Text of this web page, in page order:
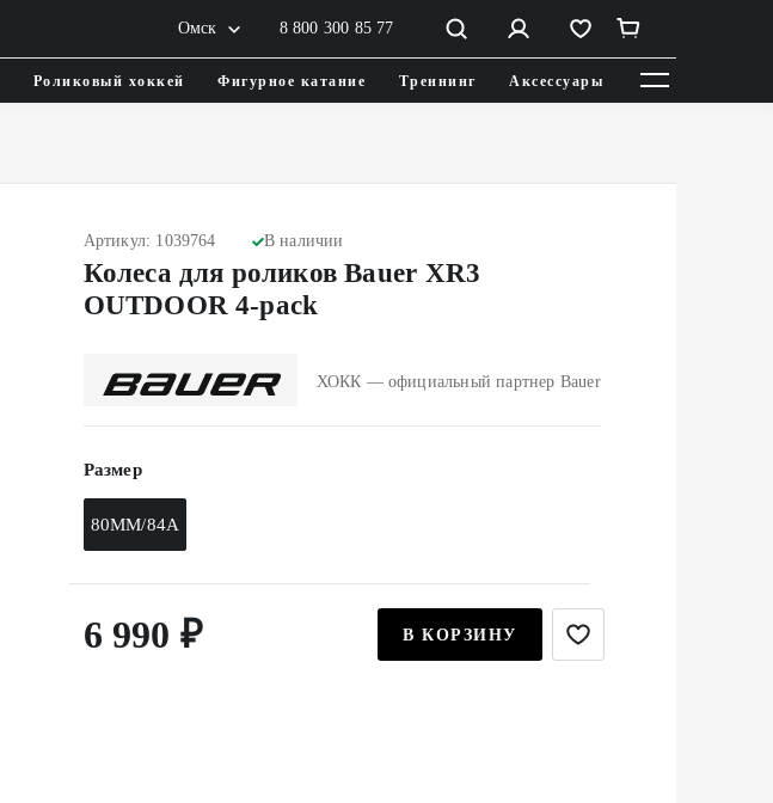
Омск 8 800 300 85 77
Роликовый хоккей Фигурное катание Треннинг Аксессуары
Артикул: 1039764 В наличии
Колеса для роликов Bauer XR3
OUTDOOR 4-pack
ХОКК — официальный партнер Bauer
Размер
80MM/84A
6 990 ₽ В КОРЗИНУ